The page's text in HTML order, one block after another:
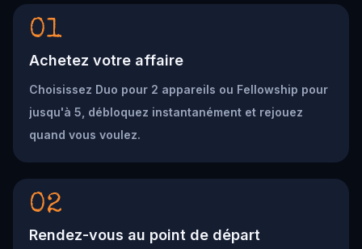
01
Achetez votre affaire
Choisissez Duo pour 2 appareils ou Fellowship pour
jusqu'à 5, débloquez instantanément et rejouez
quand vous voulez.
02
Rendez-vous au point de départ